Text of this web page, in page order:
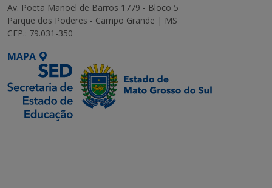
Av. Poeta Manoel de Barros 1779 - Bloco 5
Parque dos Poderes - Campo Grande | MS
CEP.: 79.031-350
MAPA